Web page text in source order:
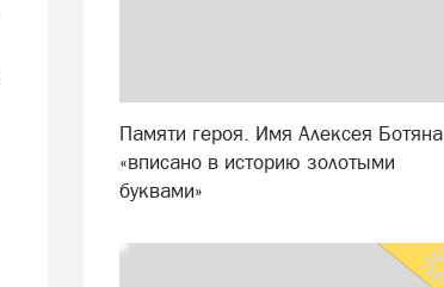
Памяти героя. Имя Алексея Ботяна
«вписано в историю золотыми
буквами»